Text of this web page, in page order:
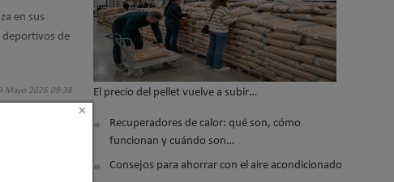
en sus
deportivos de
Mayo 2026 09:38 El precio del pellet vuelve a subir…
Recuperadores de calor: qué son, cómo
funcionan y cuándo son…
Consejos para ahorrar con el aire acondicionado
×